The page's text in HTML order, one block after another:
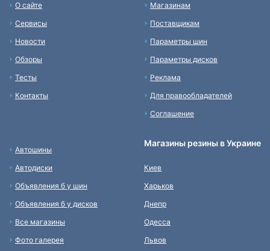
О сайте
Сервисы
Новости
Обзоры
Тесты
Контакты
Магазинам
Поставщикам
Параметры шин
Параметры дисков
Реклама
Для правообладателей
Соглашение
Автошины
Автодиски
Объявления б у шин
Объявления б у дисков
Все магазины
Фото галерея
Магазины резины в Украине
Киев
Харьков
Днепр
Одесса
Львов